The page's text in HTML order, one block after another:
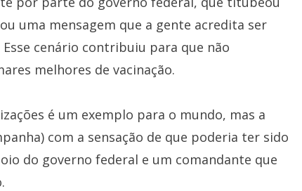
uma mensagem que a gente acredita ser
cenário contribuiu para que não
melhores de vacinação.
é um exemplo para o mundo, mas a
com a sensação de que poderia ter sido
do governo federal e um comandante que